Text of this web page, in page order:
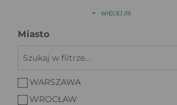
WIĘCEJ (11)
Miasto
WARSZAWA
WROCŁAW